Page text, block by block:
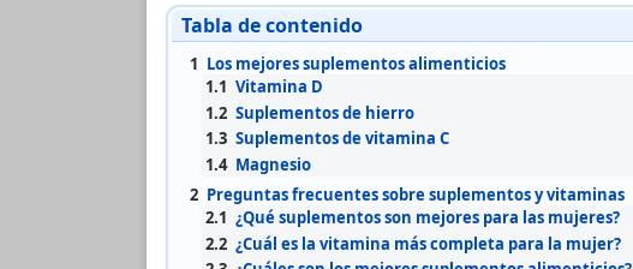
Tabla de contenido
1 Los mejores suplementos alimenticios
1.1 Vitamina D
1.2 Suplementos de hierro
1.3 Suplementos de vitamina C
1.4 Magnesio
2 Preguntas frecuentes sobre suplementos y vitaminas
2.1 ¿Qué suplementos son mejores para las mujeres?
2.2 ¿Cuál es la vitamina más completa para la mujer?